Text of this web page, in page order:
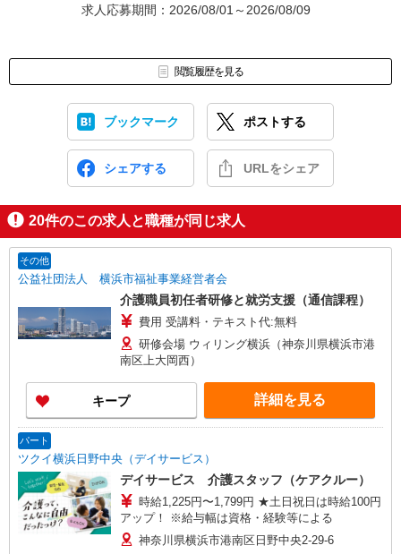
求人応募期間：2026/08/01～2026/08/09
閲覧履歴を見る
ブックマーク ポストする
シェアする URLをシェア
20件のこの求人と職種が同じ求人
その他
公益社団法人 横浜市福祉事業経営者会
介護職員初任者研修と就労支援（通信課程）
費用 受講料・テキスト代:無料
研修会場 ウィリング横浜（神奈川県横浜市港
南区上大岡西）
キープ 詳細を見る
パート
ツクイ横浜日野中央（デイサービス）
デイサービス 介護スタッフ（ケアクルー）
時給1,225円〜1,799円 ★土日祝日は時給100円
アップ！ ※給与幅は資格・経験等による
神奈川県横浜市港南区日野中央2-29-6